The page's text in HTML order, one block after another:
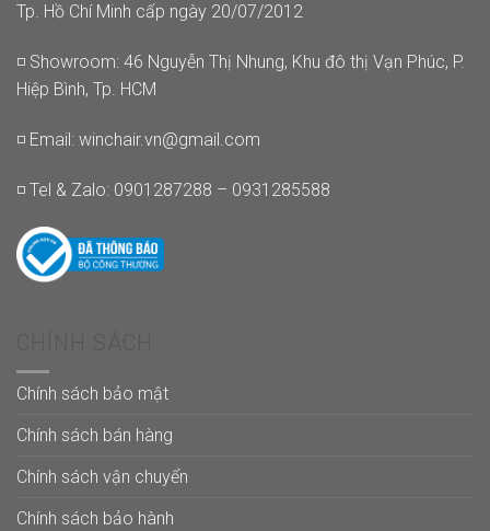
Tp. Hồ Chí Minh cấp ngày 20/07/2012
◽ Showroom: 46 Nguyễn Thị Nhung, Khu đô thị Vạn Phúc, P.
Hiệp Bình, Tp. HCM
◽ Email: winchair.vn@gmail.com
◽ Tel & Zalo: 0901287288 – 0931285588
Chính sách bảo mật
Chính sách bán hàng
Chính sách vận chuyển
Chính sách bảo hành